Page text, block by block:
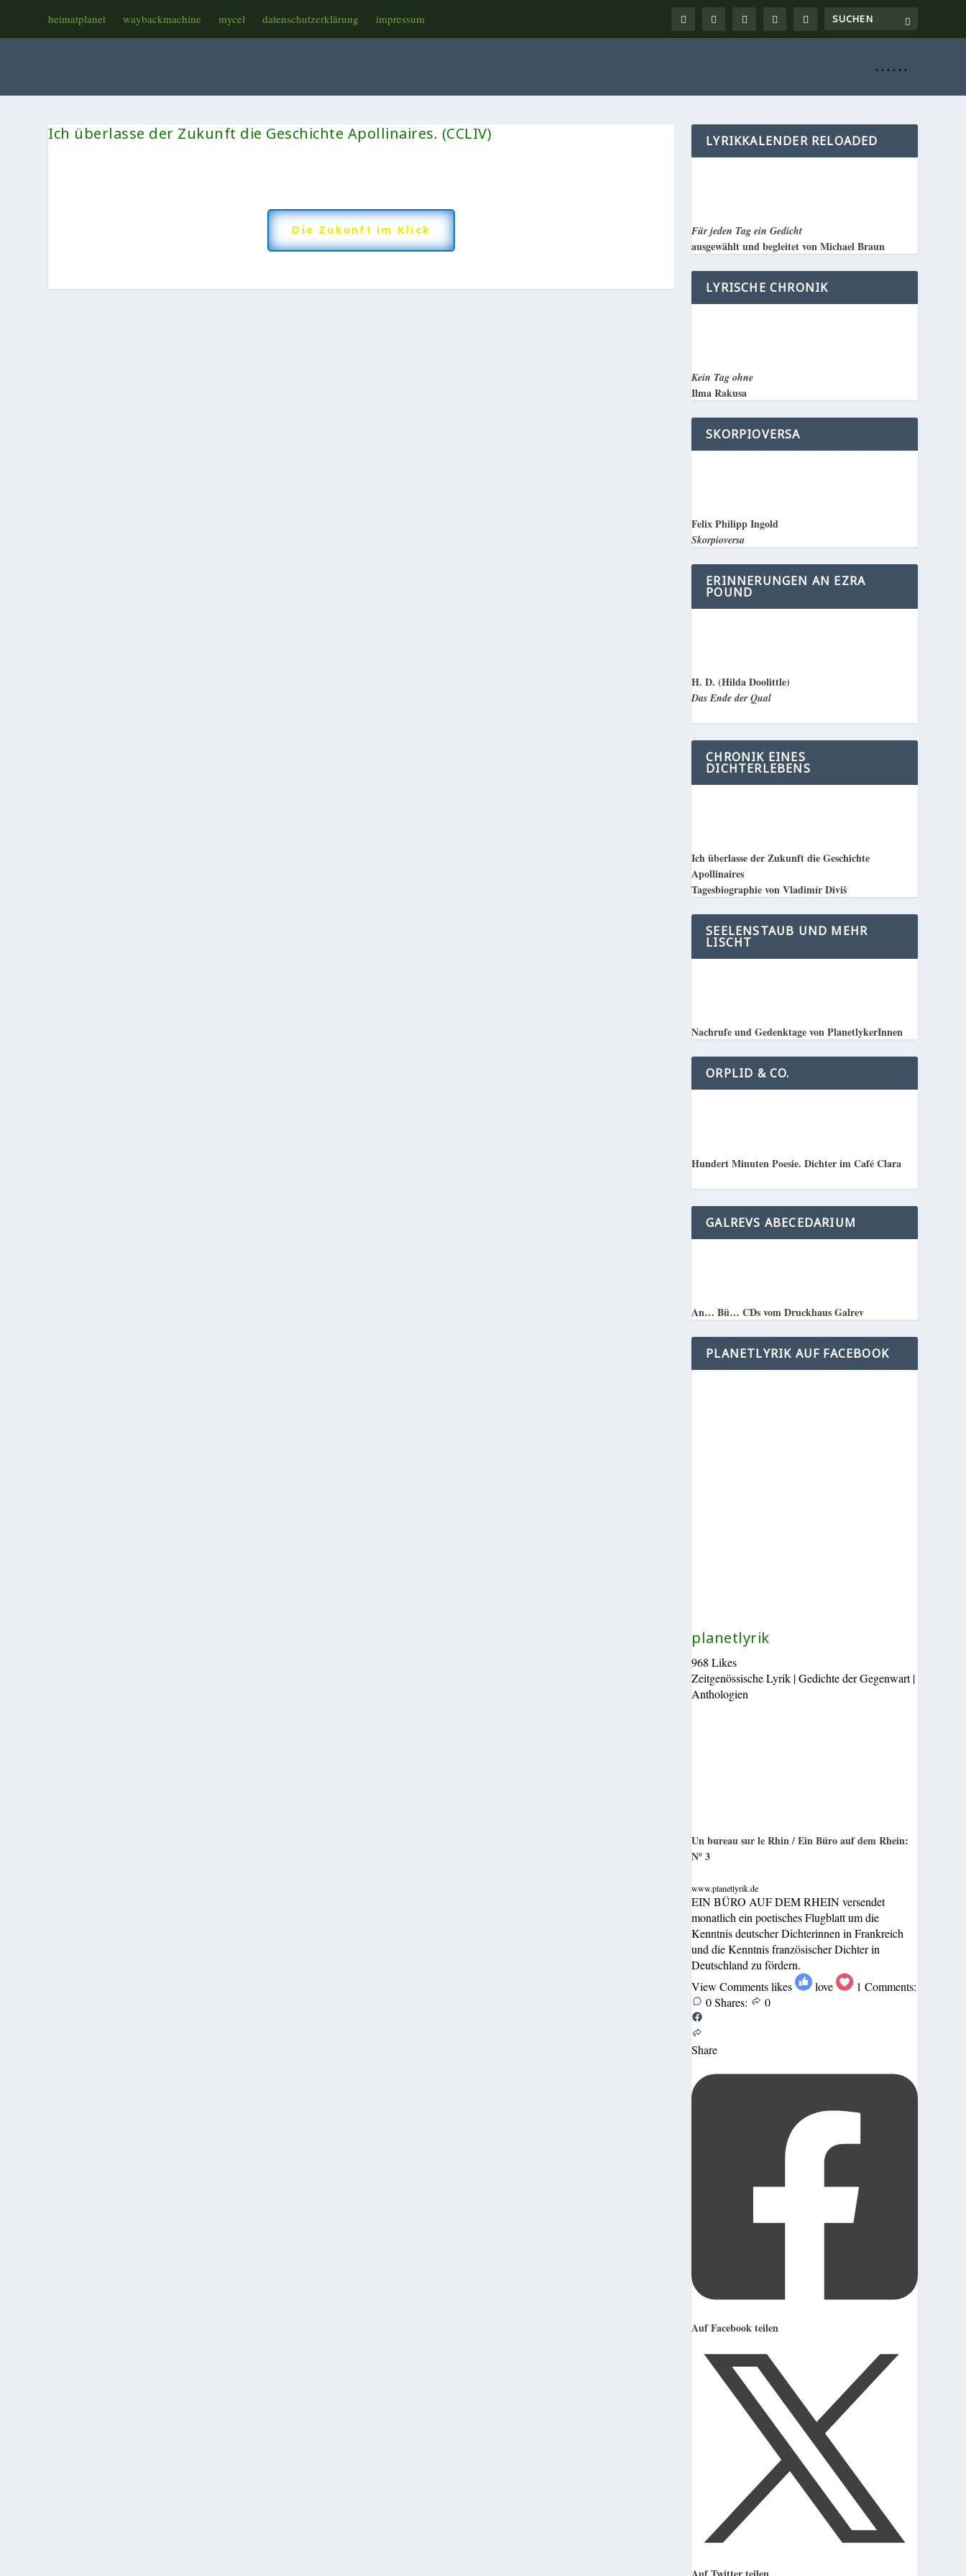
heimatplanet waybackmachine mycel datenschutzerklärung impressum
. . . . . .
Ich überlasse der Zukunft die Geschichte Apollinaires. (CCLIV)
Die Zukunft im Klick
LYRIKKALENDER RELOADED
Für jeden Tag ein Gedicht
ausgewählt und begleitet von Michael Braun
LYRISCHE CHRONIK
Kein Tag ohne
Ilma Rakusa
SKORPIOVERSA
Felix Philipp Ingold
Skorpioversa
ERINNERUNGEN AN EZRA
POUND
H. D. (Hilda Doolittle)
Das Ende der Qual
CHRONIK EINES
DICHTERLEBENS
Ich überlasse der Zukunft die Geschichte
Apollinaires
Tagesbiographie von Vladimír Diviš
SEELENSTAUB UND MEHR
LISCHT
Nachrufe und Gedenktage von PlanetlykerInnen
ORPLID & CO.
Hundert Minuten Poesie. Dichter im Café Clara
GALREVS ABECEDARIUM
An… Bü… CDs vom Druckhaus Galrev
PLANETLYRIK AUF FACEBOOK
planetlyrik
968 Likes
Zeitgenössische Lyrik | Gedichte der Gegenwart |
Anthologien
Un bureau sur le Rhin / Ein Büro auf dem Rhein:
Nº 3
www.planetlyrik.de
EIN BÜRO AUF DEM RHEIN versendet
monatlich ein poetisches Flugblatt um die
Kenntnis deutscher Dichterinnen in Frankreich
und die Kenntnis französischer Dichter in
Deutschland zu fördern.
View Comments likes love 1 Comments:
0 Shares: 0
Share
Auf Facebook teilen